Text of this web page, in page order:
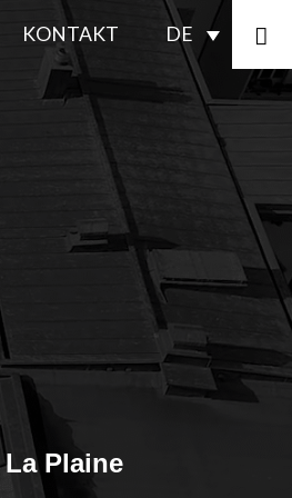
KONTAKT DE
La Plaine